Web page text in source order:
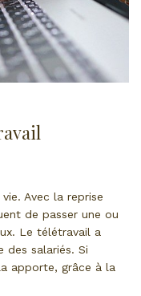
Avec la reprise
de passer une ou
Le télétravail a
des salariés. Si
apporte, grâce à la